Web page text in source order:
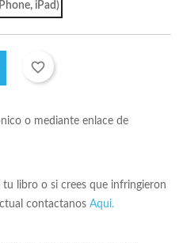
iPad)
favorite_border
o mediante enlace de
libro o si crees que infringieron
contactanos Aqui.